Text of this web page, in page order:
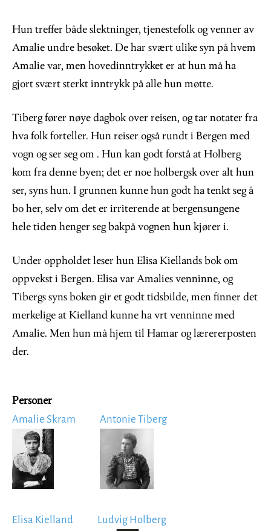
Hun treffer både slektninger, tjenestefolk og venner av
Amalie undre besøket. De har svært ulike syn på hvem
Amalie var, men hovedinntrykket er at hun må ha
gjort svært sterkt inntrykk på alle hun møtte.
Tiberg fører nøye dagbok over reisen, og tar notater fra
hva folk forteller. Hun reiser også rundt i Bergen med
vogn og ser seg om . Hun kan godt forstå at Holberg
kom fra denne byen; det er noe holbergsk over alt hun
ser, syns hun. I grunnen kunne hun godt ha tenkt seg å
bo her, selv om det er irriterende at bergensungene
hele tiden henger seg bakpå vognen hun kjører i.
Under oppholdet leser hun Elisa Kiellands bok om
oppvekst i Bergen. Elisa var Amalies venninne, og
Tibergs syns boken gir et godt tidsbilde, men finner det
merkelige at Kielland kunne ha vrt venninne med
Amalie. Men hun må hjem til Hamar og lærererposten
der.
Personer
Amalie Skram
Image
Antonie Tiberg
Image
Elisa Kielland
Ludvig Holberg